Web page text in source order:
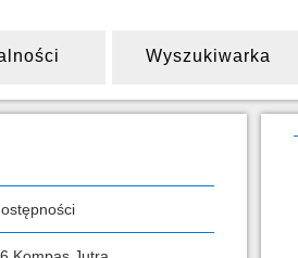
Wyszukiwarka